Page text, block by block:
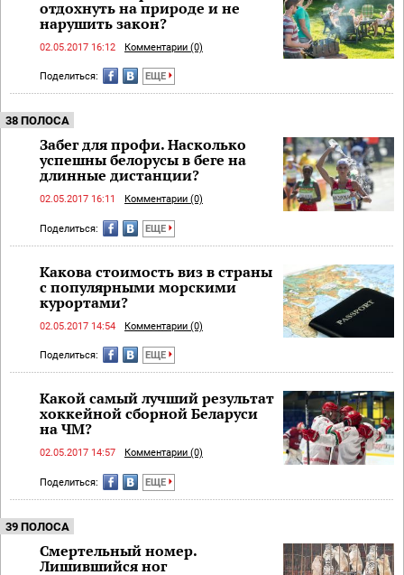
отдохнуть на природе и не
нарушить закон?
02.05.2017 16:12 Комментарии (0)
Поделиться: ЕЩЕ
38 ПОЛОСА
Забег для профи. Насколько
успешны белорусы в беге на
длинные дистанции?
02.05.2017 16:11 Комментарии (0)
Поделиться: ЕЩЕ
Какова стоимость виз в страны
с популярными морскими
курортами?
02.05.2017 14:54 Комментарии (0)
Поделиться: ЕЩЕ
Какой самый лучший результат
хоккейной сборной Беларуси
на ЧМ?
02.05.2017 14:57 Комментарии (0)
Поделиться: ЕЩЕ
39 ПОЛОСА
Смертельный номер.
Лишившийся ног